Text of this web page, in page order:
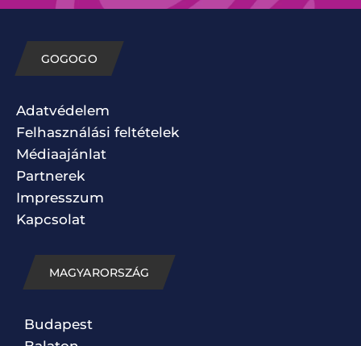
GOGOGO
Adatvédelem
Felhasználási feltételek
Médiaajánlat
Partnerek
Impresszum
Kapcsolat
MAGYARORSZÁG
Budapest